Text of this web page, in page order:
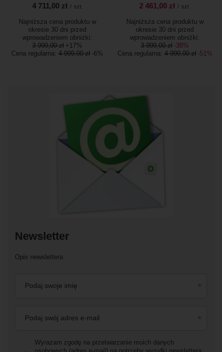
4 711,00 zł / szt.
Najniższa cena produktu w
okresie 30 dni przed
wprowadzeniem obniżki:
3 999,00 zł +17%
Cena regularna: 4 999,00 zł -6%
2 461,00 zł / szt.
Najniższa cena produktu w
okresie 30 dni przed
wprowadzeniem obniżki:
3 999,00 zł -38%
Cena regularna: 4 999,00 zł -51%
Newsletter
Opis newslettera
Podaj swoje imię
Podaj swój adres e-mail
Wyrażam zgodę na przetwarzanie moich danych